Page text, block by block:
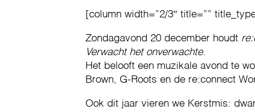
[column width=”2/3″ title=””
Zondagavond 20 december houdt
Verwacht het onverwachte.
Het belooft een muzikale avond te
Brown, G-Roots en de re:connect
Ook dit jaar vieren we Kerstmis: